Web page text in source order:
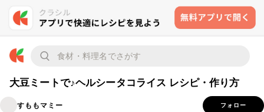
大豆ミートで♪ヘルシータコライス レシピ・作り方
すももマミー フォロー